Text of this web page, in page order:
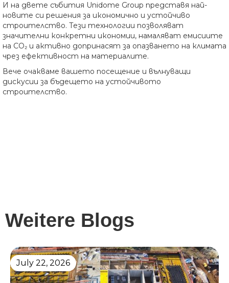
И на двете събития Unidome Group представя най-
новите си решения за икономично и устойчиво
строителство. Тези технологии позволяват
значителни конкретни икономии, намаляват емисиите
на CO₂ и активно допринасят за опазването на климата
чрез ефективност на материалите.
Вече очакваме вашето посещение и вълнуващи
дискусии за бъдещето на устойчивото
строителство.
Weitere Blogs
July 22, 2026